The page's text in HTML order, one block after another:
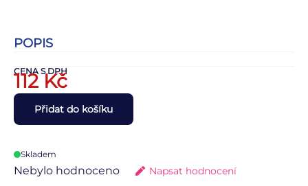
POPIS
CENA S DPH
112Kč
Přidat do košíku
Skladem
Nebylo hodnoceno Napsat hodnocení